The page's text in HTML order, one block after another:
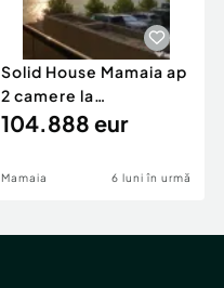
Solid House Mamaia ap
2 camere la
cheie,langa Mega
104.888 eur
Mamaia 6 luni în urmă